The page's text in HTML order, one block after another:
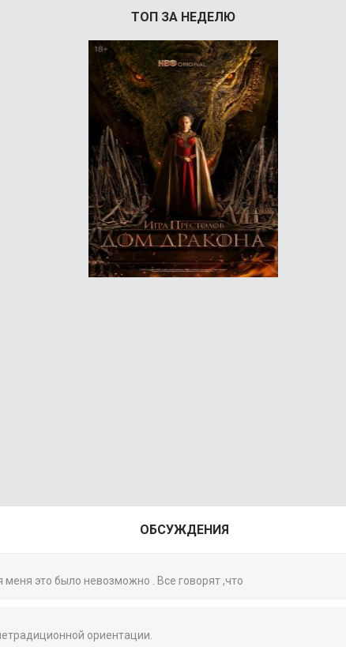
ТОП ЗА НЕДЕЛЮ
ОБСУЖДЕНИЯ
это было невозможно . Все говорят ,что
ориентации.